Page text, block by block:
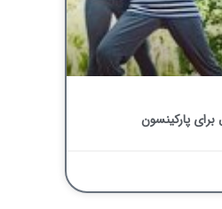
برای پارکینسون